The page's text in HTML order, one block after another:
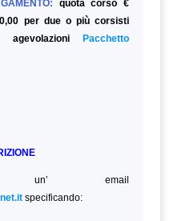
quota corso €
per due o più corsisti
Pacchetto
un’ email
specificando: